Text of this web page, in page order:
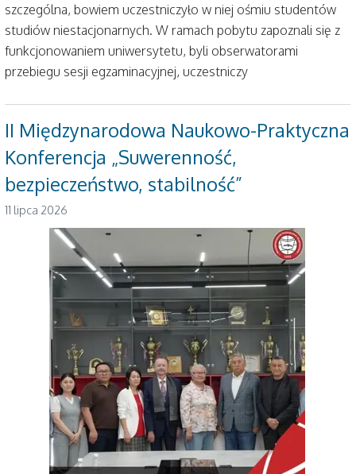
szczególna, bowiem uczestniczyło w niej ośmiu studentów
studiów niestacjonarnych. W ramach pobytu zapoznali się z
funkcjonowaniem uniwersytetu, byli obserwatorami
przebiegu sesji egzaminacyjnej, uczestniczy
II Międzynarodowa Naukowo-Praktyczna
Konferencja „Suwerenność,
bezpieczeństwo, stabilność”
11 lipca 2026